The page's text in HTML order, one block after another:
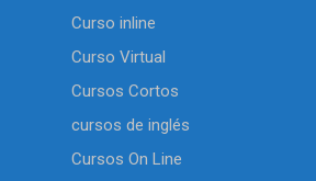
Curso inline
Curso Virtual
Cursos Cortos
cursos de inglés
Cursos On Line